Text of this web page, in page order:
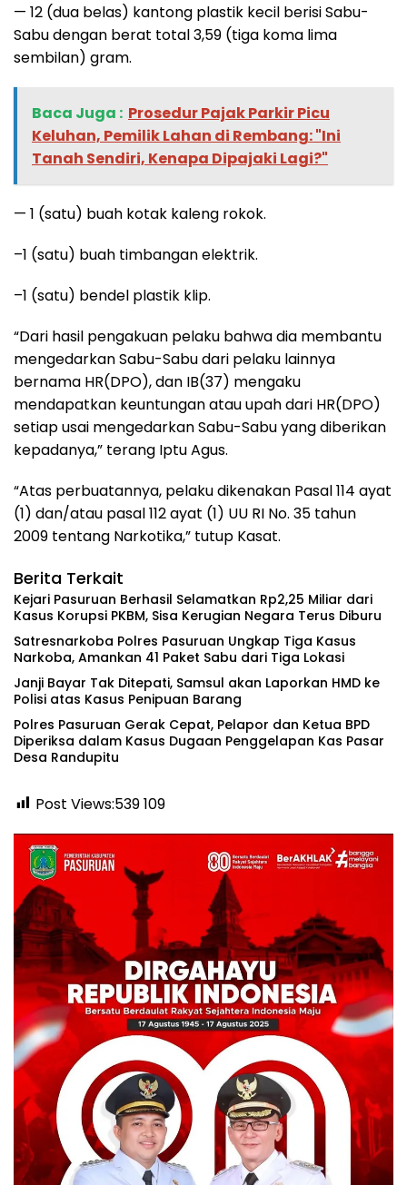
— 12 (dua belas) kantong plastik kecil berisi Sabu-
Sabu dengan berat total 3,59 (tiga koma lima
sembilan) gram.
Baca Juga : Prosedur Pajak Parkir Picu
Keluhan, Pemilik Lahan di Rembang: "Ini
Tanah Sendiri, Kenapa Dipajaki Lagi?"
— 1 (satu) buah kotak kaleng rokok.
–1 (satu) buah timbangan elektrik.
–1 (satu) bendel plastik klip.
“Dari hasil pengakuan pelaku bahwa dia membantu
mengedarkan Sabu-Sabu dari pelaku lainnya
bernama HR(DPO), dan IB(37) mengaku
mendapatkan keuntungan atau upah dari HR(DPO)
setiap usai mengedarkan Sabu-Sabu yang diberikan
kepadanya,” terang Iptu Agus.
“Atas perbuatannya, pelaku dikenakan Pasal 114 ayat
(1) dan/atau pasal 112 ayat (1) UU RI No. 35 tahun
2009 tentang Narkotika,” tutup Kasat.
Berita Terkait
Kejari Pasuruan Berhasil Selamatkan Rp2,25 Miliar dari
Kasus Korupsi PKBM, Sisa Kerugian Negara Terus Diburu
‎Satresnarkoba Polres Pasuruan Ungkap Tiga Kasus
Narkoba, Amankan 41 Paket Sabu dari Tiga Lokasi
‎Janji Bayar Tak Ditepati, Samsul akan Laporkan HMD ke
Polisi atas Kasus Penipuan Barang
‎Polres Pasuruan Gerak Cepat, Pelapor dan Ketua BPD
Diperiksa dalam Kasus Dugaan Penggelapan Kas Pasar
Desa Randupitu ‎
Post Views:539109